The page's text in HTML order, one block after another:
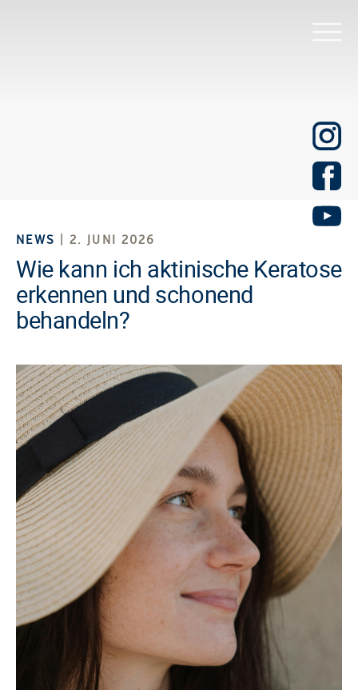
NEWS | 2. JUNI 2026
Wie kann ich aktinische Keratose
erkennen und schonend
behandeln?